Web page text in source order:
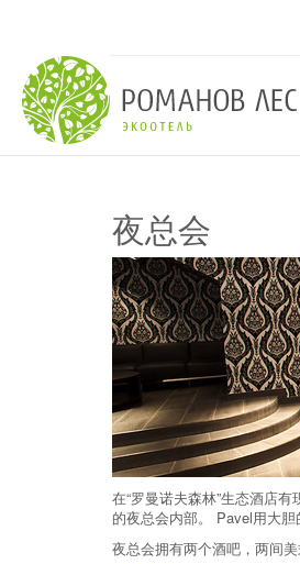
夜总会
在“罗曼诺夫森林”生态酒店
的夜总会内部。 Pavel用大胆
夜总会拥有两个酒吧，两间美